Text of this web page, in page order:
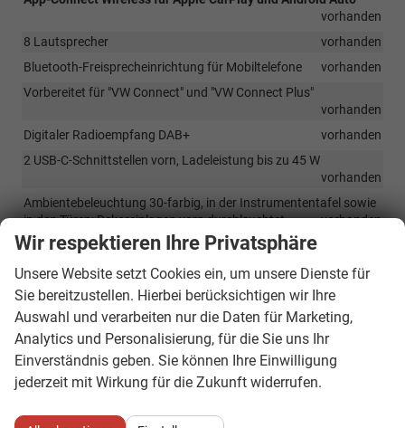
vorhanden
8 Lautsprecher
vorhanden
Bluetooth-Freisprecheinrichtung für Mobiltelefone
vorhanden
Vorbereitet für "VW Connect" und "VW Connect Plus"
vorhanden
Digitaler Radioempfang DAB+
vorhanden
2 USB-C-Schnittstellen vorn, Ladeleistung bis zu 45 W
vorhanden
Ambientebeleuchtung 30-farbig, in der Instrumententafel sowie
in den Türen; Dekoreinlagen vorn durchleuchtet
vorhanden
Sicherheit & Assistenz
Airbag für Fahrer und Beifahrer, mit Beifahrerairbag-
Deaktivierung
vorhanden
Kopf- und Seitenairbags vorn und hinten, Center-Airbag
vorhanden
Notbremsassistent "Front Assist" mit Fußgänger- und
Spurhalteassistent "Lane Assist"
Wir respektieren Ihre Privatsphäre
Unsere Website setzt Cookies ein, um unsere Dienste für
Sie bereitzustellen. Hierbei berücksichtigen wir Ihre
Auswahl und verarbeiten nur die Daten für Marketing,
Analytics und Personalisierung, für die Sie uns Ihr
Einverständnis geben. Sie können Ihre Einwilligung
jederzeit mit Wirkung für die Zukunft widerrufen.